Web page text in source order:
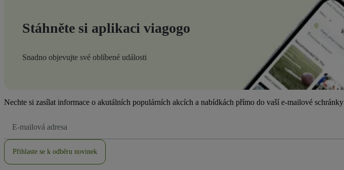
Stáhněte si aplikaci viagogo
Snadno objevujte své oblíbené události
Nechte si zasílat informace o akutálních populárních akcích a nabídkách přímo do vaší e-mailové schránky
adresa
Přihlaste se k odběru novinek